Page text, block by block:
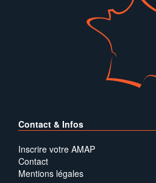
Contact & Infos
Inscrire votre AMAP
Contact
Mentions légales